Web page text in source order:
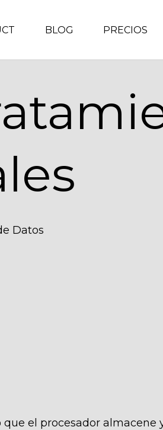
BLOG PRECIOS
Datos
el procesador